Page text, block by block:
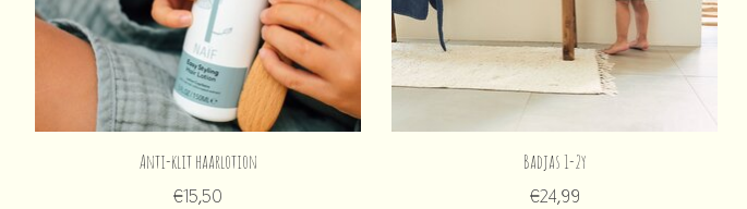
Anti-klit haarlotion
€15,50
Badjas 1-2y
€24,99